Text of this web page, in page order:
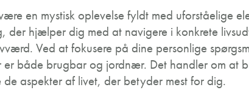
en mystisk oplevelse fyldt med uforståelige
der hjælper dig med at navigere i konkrete
Ved at fokusere på dine personlige
både brugbar og jordnær. Det handler om at
aspekter af livet, der betyder mest for dig.